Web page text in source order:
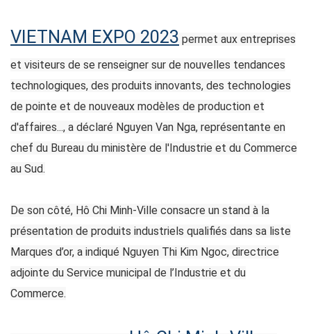
VIETNAM EXPO 2023 permet aux entreprises
et visiteurs de se renseigner sur de nouvelles tendances
technologiques, des produits innovants, des technologies
de pointe et de nouveaux modèles de production et
d'affaires..., a déclaré Nguyen Van Nga, représentante en
chef du Bureau du ministère de l'Industrie et du Commerce
au Sud.
De son côté, Hô Chi Minh-Ville consacre un stand à la
présentation de produits industriels qualifiés dans sa liste
Marques d’or, a indiqué Nguyen Thi Kim Ngoc, directrice
adjointe du Service municipal de l’Industrie et du
Commerce.